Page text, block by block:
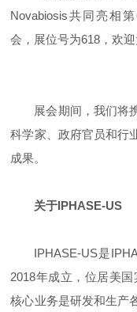
Novabiosis共同亮相
会，展位号为618，欢迎
展会期间，我们将
科学家、政府官员和行
成果。
关于IPHASE-US
IPHASE-US是
2018年成立，位居美
核心业务是研发和生产